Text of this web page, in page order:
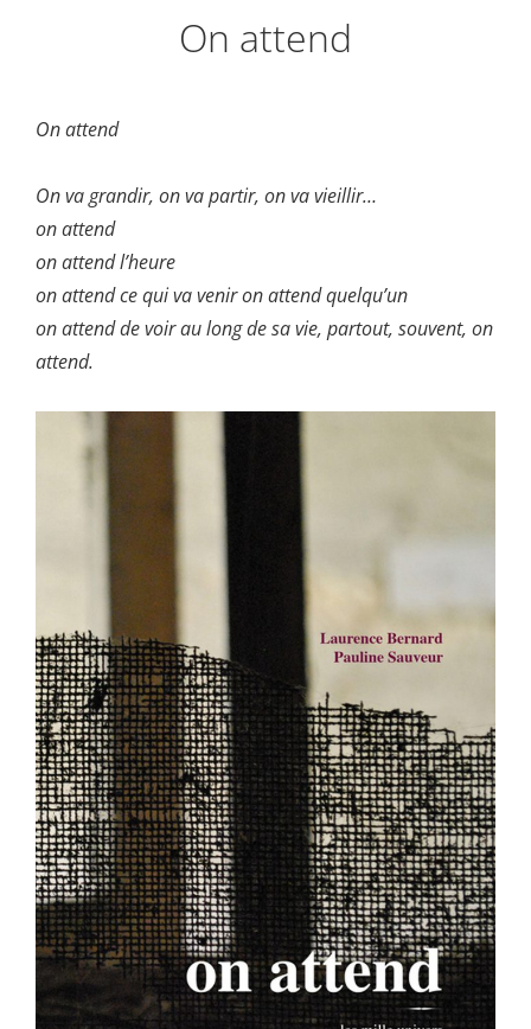
On attend
On attend
On va grandir, on va partir, on va vieillir…
on attend
on attend l’heure
on attend ce qui va venir on attend quelqu’un
on attend de voir au long de sa vie, partout, souvent, on
attend.